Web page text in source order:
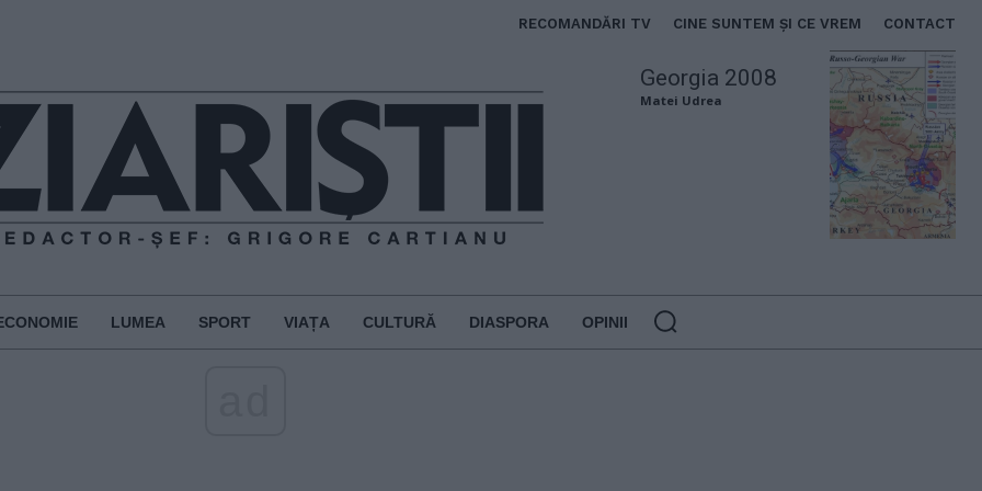
RECOMANDĂRI TV CINE SUNTEM ȘI CE VREM CONTACT
Georgia 2008
Matei Udrea
LUMEA SPORT VIAȚA CULTURĂ DIASPORA OPINII